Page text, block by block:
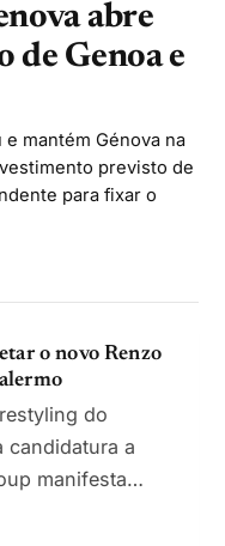
abre
de Genoa e
mantém Génova na
previsto de
para fixar o
o novo Renzo
do
candidatura a
manifesta